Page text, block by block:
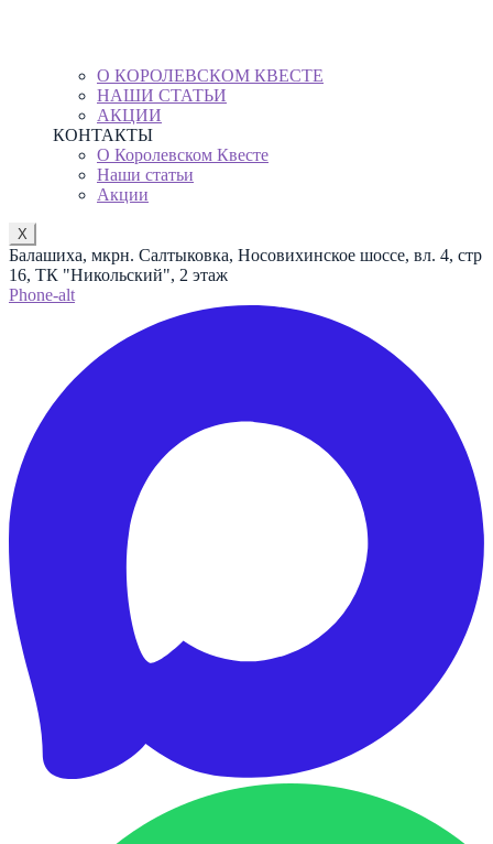
О КОРОЛЕВСКОМ КВЕСТЕ
НАШИ СТАТЬИ
АКЦИИ
КОНТАКТЫ
О Королевском Квесте
Наши статьи
Акции
X
Балашиха, мкрн. Салтыковка, Носовихинское шоссе, вл. 4, стр
16, ТК "Никольский", 2 этаж
Phone-alt